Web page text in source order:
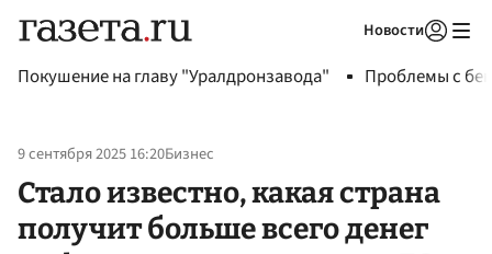
Новости
Покушение на главу "Уралдронзавода" Проблемы с
9 сентября 2025 16:20Бизнес
Стало известно, какая страна
получит больше всего денег